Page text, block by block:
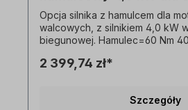
Opcja silnika z hamulcem dla
walcowych, z silnikiem 4,0 kW
biegunowej. Hamulec=60 Nm
hamulcem i dostępny tylko w
przykładami! Zastrzega się
2 399,74 zł*
Szczegóły